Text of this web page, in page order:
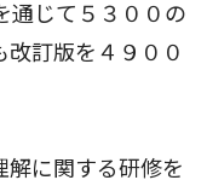
通じて５３００の
訂版を４９００
に関する研修を